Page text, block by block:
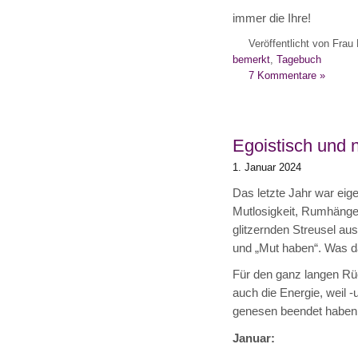
immer die Ihre!
Veröffentlicht von Frau
bemerkt, Tagebuch
7 Kommentare »
Egoistisch und
1. Januar 2024
Das letzte Jahr war
Mutlosigkeit,
glitzernden Streusel
und „Mut haben“. Was
Für den ganz langen
auch die Energie, weil
genesen beendet
Januar: